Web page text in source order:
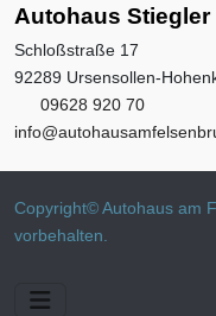
Autohaus Stiegler
Schloßstraße 17
92289 Ursensollen-
09628 920 70
Copyright© Autohaus am
vorbehalten.